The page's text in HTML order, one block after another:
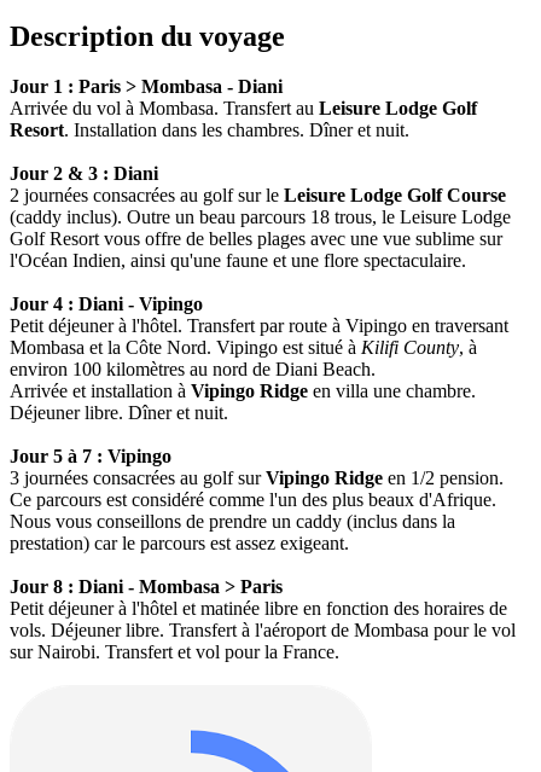
Description du voyage
Jour 1 : Paris > Mombasa - Diani
Arrivée du vol à Mombasa. Transfert au Leisure Lodge Golf
Resort. Installation dans les chambres. Dîner et nuit.
Jour 2 & 3 : Diani
2 journées consacrées au golf sur le Leisure Lodge Golf Course
(caddy inclus). Outre un beau parcours 18 trous, le Leisure Lodge
Golf Resort vous offre de belles plages avec une vue sublime sur
l'Océan Indien, ainsi qu'une faune et une flore spectaculaire.
Jour 4 : Diani - Vipingo
Petit déjeuner à l'hôtel. Transfert par route à Vipingo en traversant
Mombasa et la Côte Nord. Vipingo est situé à Kilifi County, à
environ 100 kilomètres au nord de Diani Beach.
Arrivée et installation à Vipingo Ridge en villa une chambre.
Déjeuner libre. Dîner et nuit.
Jour 5 à 7 : Vipingo
3 journées consacrées au golf surVipingo Ridge en 1/2 pension.
Ce parcours est considéré comme l'un des plus beaux d'Afrique.
Nous vous conseillons de prendre un caddy (inclus dans la
prestation) car le parcours est assez exigeant.
Jour 8 : Diani - Mombasa > Paris
Petit déjeuner à l'hôtel et matinée libre en fonction des horaires de
vols. Déjeuner libre. Transfert à l'aéroport de Mombasa pour le vol
sur Nairobi. Transfert et vol pour la France.